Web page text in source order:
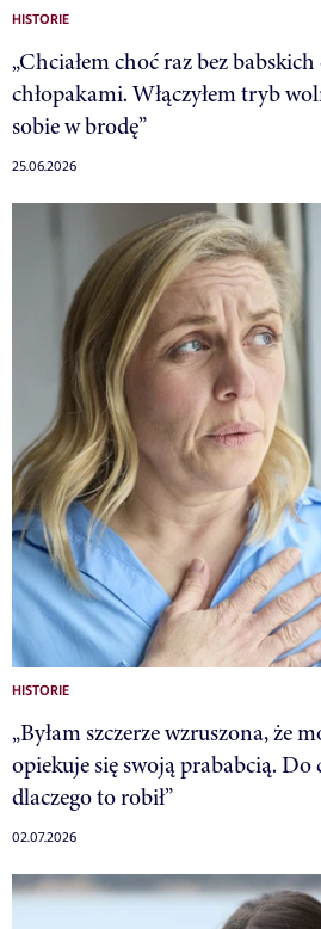
HISTORIE
„Chciałem choć raz bez
chłopakami. Włączyłem tryb
sobie w brodę”
25.06.2026
HISTORIE
„Byłam szczerze wzruszona, że
opiekuje się swoją prababcią. Do
dlaczego to robił”
02.07.2026